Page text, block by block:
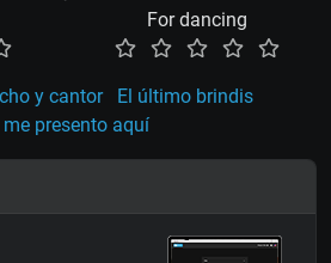
For dancing
y cantor
El último brindis
me presento aquí